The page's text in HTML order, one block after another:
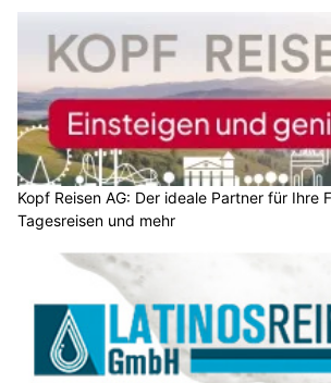
Kopf Reisen AG: Der ideale Partner für Ihre
Tagesreisen und mehr